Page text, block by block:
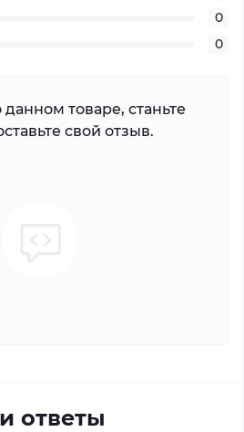
0
0
товаре, станьте
свой отзыв.
ответы